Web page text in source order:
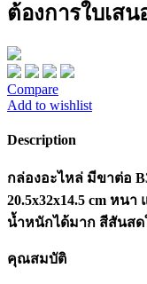
ต้องการใบเส
Compare
Add to wishlist
Description
กล่องอะไหล่ มีขาต่อ
20.5x32x14.5 cm หน
น้ำหนักได้มาก สีสันสด
คุณสมบัติ